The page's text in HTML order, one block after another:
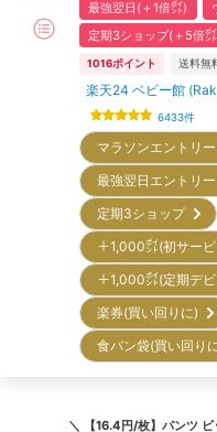
最強翌日(＋1倍㌽)
定期3ショップ(＋5倍
1016ポイント 送料無
楽天24 ベビー館
6433件
マラソンエントリ
最強翌日エントリ
定期3ショップ
＋1,000㌽(初サー
＋1,000㌽(定期デ
楽券(買い回りに)
食パン袋(買い回
＼ 【16.4円/枚】パンツ